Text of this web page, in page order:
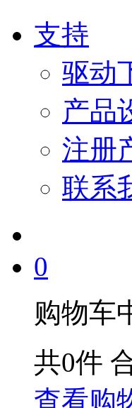
支持
驱动
产品
注册
联系
0
购物车
共0件
查看购